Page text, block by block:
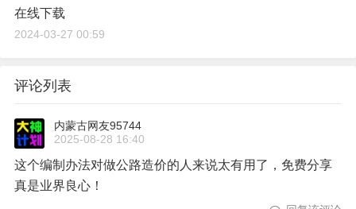
在线下载
2024-03-27 00:59
评论列表
内蒙古网友95744
2025-08-28 16:40
这个编制办法对做公路造价的人来说太有用了，免费分享
真是业界良心！